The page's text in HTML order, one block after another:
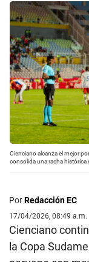
Cienciano alcanza el mejor
consolida una racha histórica
PorRedacción EC
17/04/2026, 08:49 a.m.
Cienciano
la Copa